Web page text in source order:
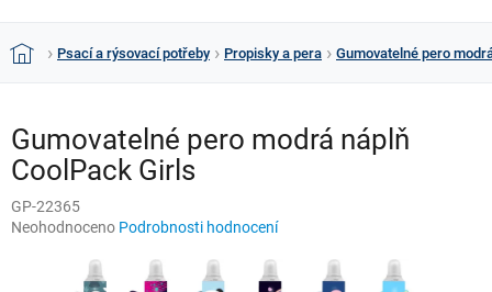
DomůPsací a rýsovací potřeby Propisky a pera Gumovatelné pero
Gumovatelné pero modrá náplň
CoolPack Girls
GP-22365
Průměrné
Neohodnoceno Podrobnosti hodnocení